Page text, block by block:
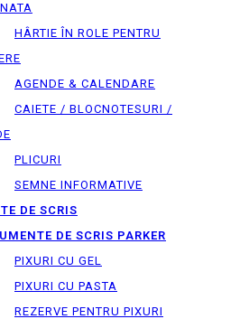
HÂRTIE ÎN ROLE PENTRU
AGENDE & CALENDARE
CAIETE / BLOCNOTESURI /
PLICURI
SEMNE INFORMATIVE
DE SCRIS
DE SCRIS PARKER
PIXURI CU GEL
PIXURI CU PASTA
REZERVE PENTRU PIXURI